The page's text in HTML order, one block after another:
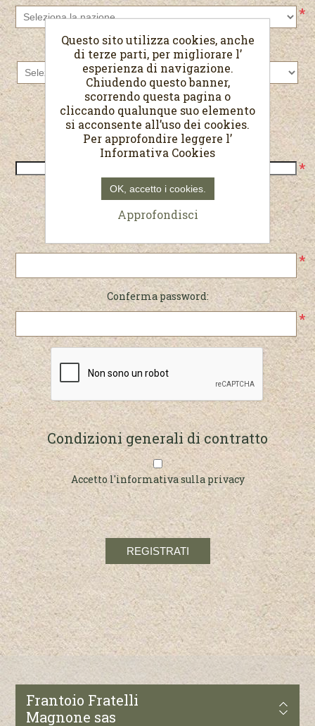
*
Stato/provincia:
Recapiti
Telefono:
*
Password
*
Conferma password:
*
Condizioni generali di contratto
Accetto l'informativa sulla privacy
Frantoio Fratelli
Magnone sas
Questo sito utilizza cookies, anche
di terze parti, per migliorare l’
esperienza di navigazione.
Chiudendo questo banner,
scorrendo questa pagina o
cliccando qualunque suo elemento
si acconsente all’uso dei cookies.
Per approfondire leggere l’
Informativa Cookies
OK, accetto i cookies.
Approfondisci